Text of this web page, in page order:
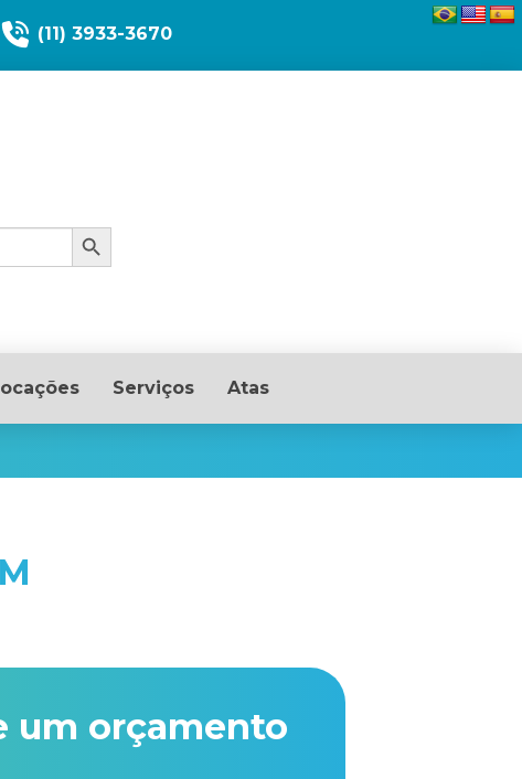
(11) 3933-3670
Search Button
Serviços Atas
um orçamento